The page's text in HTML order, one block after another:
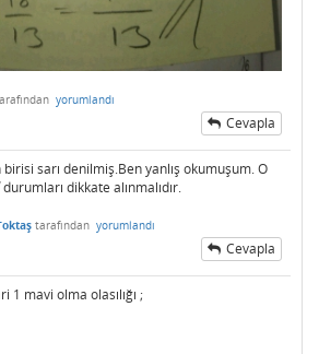
yorumlandı
Cevapla
sarı denilmiş.Ben yanlış okumuşum. O
durumları dikkate alınmalıdır.
tarafından yorumlandı
Cevapla
1 mavi olma olasılığı ;